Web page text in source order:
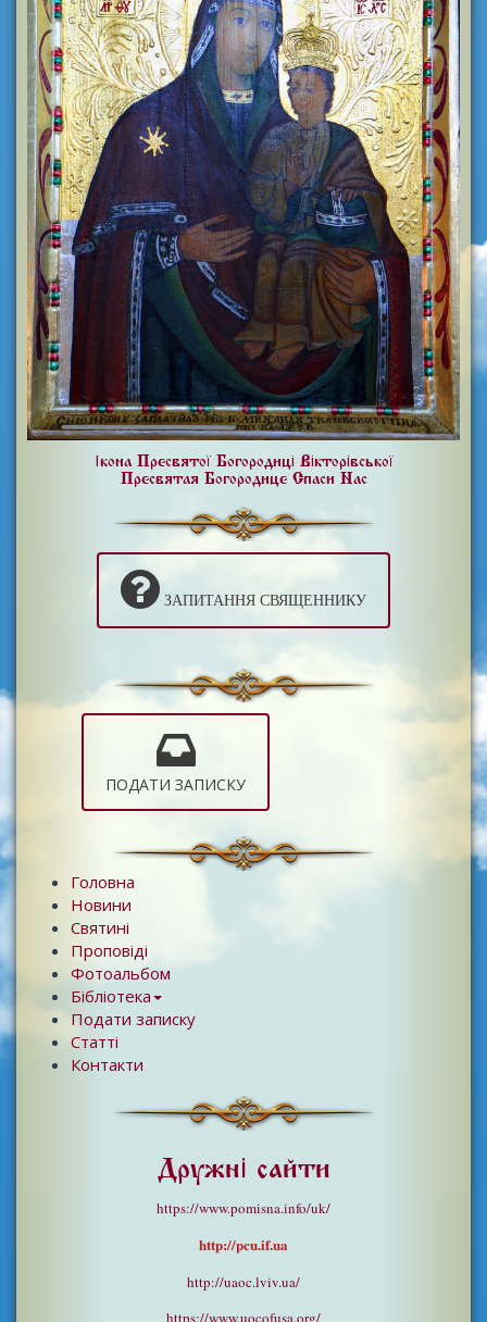
Ікона Пресвятої Богородиці Вікторівської
Пресвятая Богородице Спаси Нас
ЗАПИТАННЯ СВЯЩЕННИКУ
ПОДАТИ ЗАПИСКУ
Головна
Новини
Святині
Проповіді
Фотоальбом
Бібліотека
Подати записку
Статті
Контакти
Дружні сайти
https://www.pomisna.info/uk/
http://pcu.if.ua
http://uaoc.lviv.ua/
https://www.uocofusa.org/